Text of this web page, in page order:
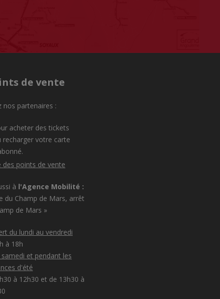
de vente
nos partenaires :
acheter des tickets
recharger votre carte
des points de vente
à l'Agence Mobilité :
du Champ de Mars, arrêt
de Mars »
du lundi au vendredi
à 18h
samedi et pendant les
d'été
à 12h30 et de 13h30 à